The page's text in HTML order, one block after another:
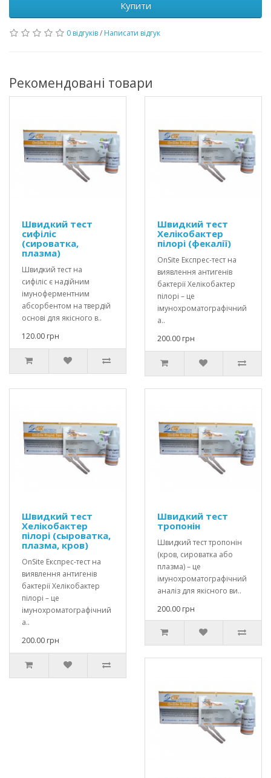
Купити
0 відгуків/ Написати відгук
Рекомендовані товари
Швидкий тест
сифіліс
(сироватка,
плазма)
Швидкий тест на
сифіліс є надійним
імуноферментним
абсорбентом на твердій
основі для якісного в..
120.00 грн
Швидкий тест
Хелікобактер
пілорі (фекалії)
OnSite Експрес-тест на
виявлення антигенів
бактерії Хелікобактер
пілорі – це
імунохроматографічний
а..
200.00 грн
Швидкий тест
Хелікобактер
пілорі (сыроватка,
плазма, кров)
OnSite Експрес-тест на
виявлення антигенів
бактерії Хелікобактер
пілорі – це
імунохроматографічний
а..
200.00 грн
Швидкий тест
тропонін
Швидкий тест тропонін
(кров, сироватка або
плазма) – це
імунохроматографічний
аналіз для якісного ви..
200.00 грн